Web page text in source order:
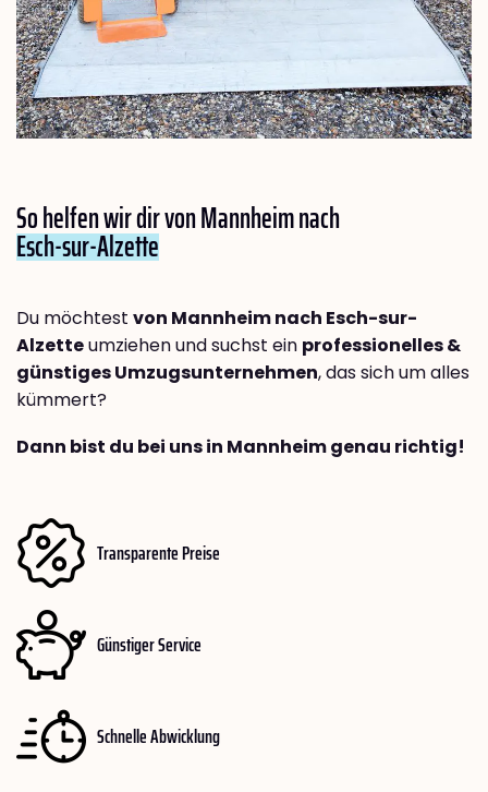
So helfen wir dir von Mannheim nach
Esch-sur-Alzette
Du möchtest von Mannheim nach Esch-sur-
Alzetteumziehen und suchst ein professionelles &
günstiges Umzugsunternehmen, das sich um alles
kümmert?
Dann bist du bei uns in Mannheim genau richtig!
Transparente Preise
Günstiger Service
Schnelle Abwicklung